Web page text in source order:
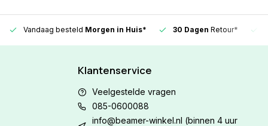
Vandaag besteld Morgen in Huis* 30 Dagen Retour*
Klantenservice
Veelgestelde vragen
085-0600088
info@beamer-winkel.nl (binnen 4 uur